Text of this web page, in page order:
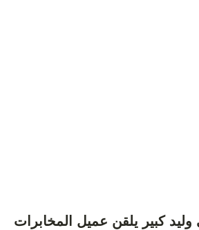
وليد كبير يلقن عميل المخابرات